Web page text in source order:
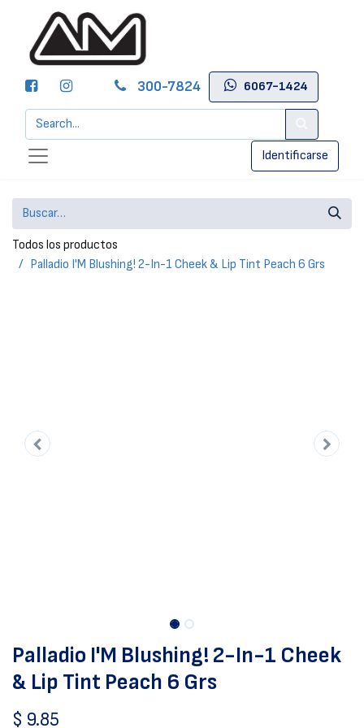
300-7824 6067-1424
Identificarse
Todos los productos
Palladio I'M Blushing! 2-In-1 Cheek & Lip Tint Peach 6 Grs
Palladio I'M Blushing! 2-In-1 Cheek
& Lip Tint Peach 6 Grs
$ 9.85